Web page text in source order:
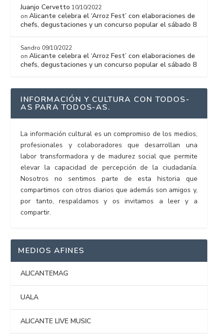
Juanjo Cervetto 10/10/2022
onAlicante celebra el ‘Arroz Fest’ con elaboraciones de
chefs, degustaciones y un concurso popular el sábado 8
Sandro 09/10/2022
onAlicante celebra el ‘Arroz Fest’ con elaboraciones de
chefs, degustaciones y un concurso popular el sábado 8
INFORMACIÓN Y CULTURA CON TODOS-
AS PARA TODOS-AS.
La información cultural es un compromiso de los medios,
profesionales y colaboradores que desarrollan una
labor transformadora y de madurez social que permite
elevar la capacidad de percepción de la ciudadanía.
Nosotros no sentimos parte de esta historia que
compartimos con otros diarios que además son amigos y,
por tanto, respaldamos y os invitamos a leer y a
compartir.
MEDIOS AFINES
ALICANTEMAG
UALA
ALICANTE LIVE MUSIC